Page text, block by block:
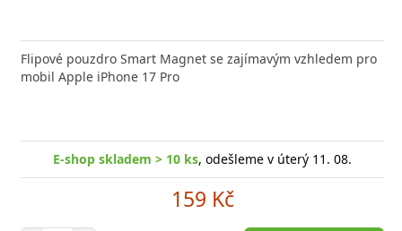
Flipové pouzdro Smart Magnet se zajímavým vzhledem pro
mobil Apple iPhone 17 Pro
E-shop skladem > 10 ks, odešleme v úterý 11. 08.
159 Kč
FIXED zajistí rychlé a bezpečné nabíjení
moderního smartphonu,
skladem > 10 ks, odešleme v úterý 11. 08.